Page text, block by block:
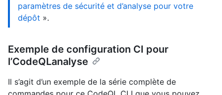
paramètres de sécurité et d’analyse pour votre
dépôt ».
Exemple de configuration CI pour
l’CodeQLanalyse
Il s’agit d’un exemple de la série complète de